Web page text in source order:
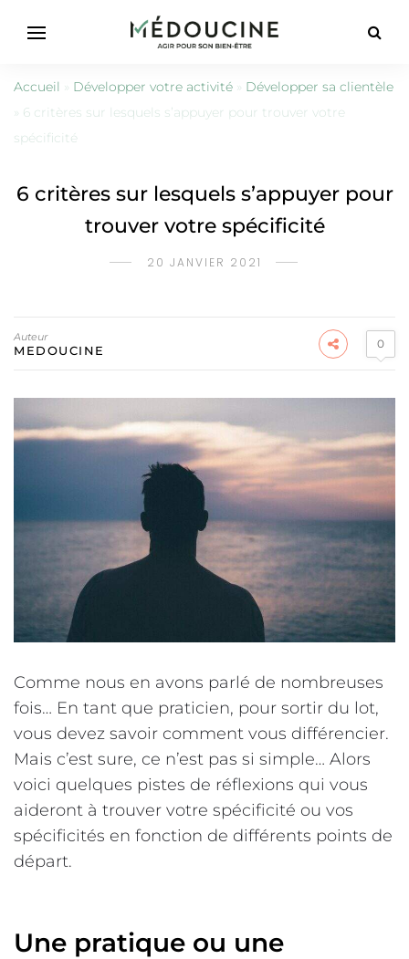
Accueil » Développer votre activité » Développer sa clientèle
» 6 critères sur lesquels s’appuyer pour trouver votre
spécificité
6 critères sur lesquels s’appuyer pour
trouver votre spécificité
20 JANVIER 2021
Auteur
MEDOUCINE 0
Comme nous en avons parlé de nombreuses
fois… En tant que praticien, pour sortir du lot,
vous devez savoir comment vous différencier.
Mais c’est sure, ce n’est pas si simple… Alors
voici quelques pistes de réflexions qui vous
aideront à trouver votre spécificité ou vos
spécificités en fonction de différents points de
départ.
Une pratique ou une